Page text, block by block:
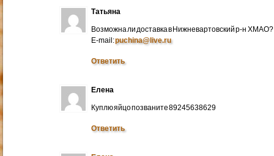
Татьяна
Возможна ли доставка в Нижневартовский р-н ХМАО?
E-mail:puchina@live.ru
Ответить
Елена
Куплю яйцо позваните 89245638629
Ответить